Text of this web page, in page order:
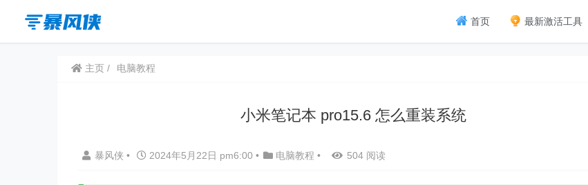
首页 最新激活工具
主页 电脑教程
小米笔记本 pro15.6 怎么重装系统
暴风侠 • 2024年5月22日 pm6:00 • 电脑教程 • 504 阅读